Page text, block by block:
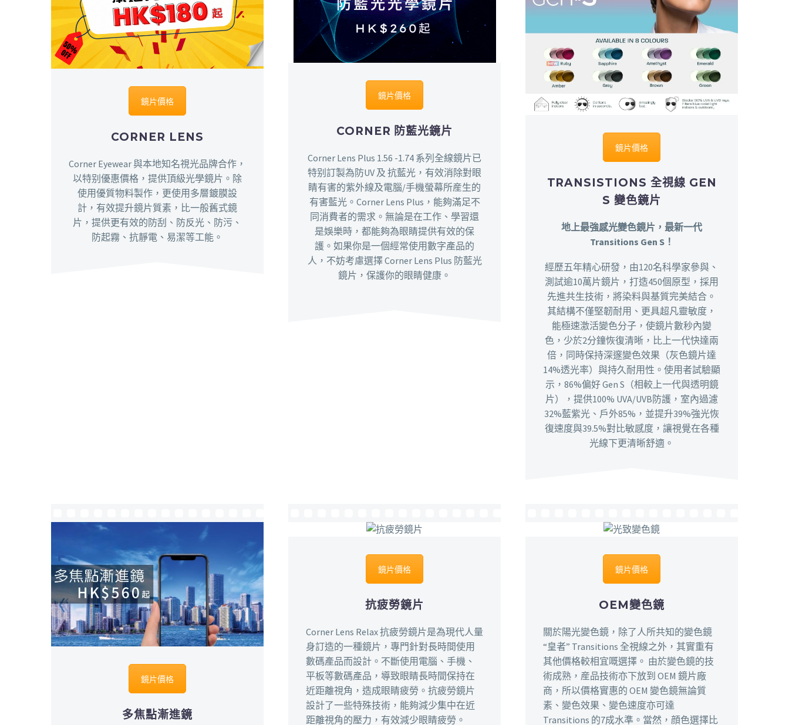
鏡片價格
CORNER LENS
Corner Eyewear 與本地知名視光品牌合作，
以特别優惠價格，提供頂級光學鏡片。除
使用優質物料製作，更使用多層鍍膜設
計，有效提升鏡片質素，比一般舊式鏡
片，提供更有效的防刮、防反光、防污、
防起霧、抗靜電、易潔等工能。
鏡片價格
CORNER 防藍光鏡片
Corner Lens Plus 1.56 -1.74 系列全線鏡片已
特别訂製為防UV 及 抗藍光，有效消除對眼
睛有害的紫外線及電腦/手機螢幕所産生的
有害藍光。Corner Lens Plus，能夠滿足不
同消費者的需求。無論是在工作、學習還
是娛樂時，都能夠為眼睛提供有效的保
護。如果你是一個經常使用數字產品的
人，不妨考慮選擇 Corner Lens Plus 防藍光
鏡片，保護你的眼睛健康。
鏡片價格
TRANSISTIONS 全視線 GEN
S 變色鏡片
地上最強感光變色鏡片，最新一代
Transitions Gen S！
經歷五年精心研發，由120名科學家參與、
測試逾10萬片鏡片，打造450個原型，採用
先進共生技術，將染料與基質完美結合。
其結構不僅堅韌耐用、更具超凡靈敏度，
能極速激活變色分子，使鏡片數秒內變
色，少於2分鐘恢復清晰，比上一代快達兩
倍，同時保持深邃變色效果（灰色鏡片達
14%透光率）與持久耐用性。 使用者試驗顯
示，86%偏好 Gen S（相較上一代與透明鏡
片），提供100% UVA/UVB防護，室內過濾
32%藍紫光、戶外85%，並提升39%強光恢
復速度與39.5%對比敏感度，讓視覺在各種
光線下更清晰舒適。
鏡片價格
多焦點漸進鏡
鏡片價格
抗疲勞鏡片
Corner Lens Relax 抗疲勞鏡片是為現代人量
身訂造的一種鏡片，專門針對長時間使用
數碼產品而設計。不斷使用電腦、手機、
平板等數碼產品，導致眼睛長時間保持在
近距離視角，造成眼睛疲勞。抗疲勞鏡片
設計了一些特殊技術，能夠減少集中在近
距離視角的壓力，有效減少眼睛疲勞。
鏡片價格
OEM變色鏡
關於陽光變色鏡，除了人所共知的變色鏡
“皇者” Transitions 全視線之外，其實重有
其他價格較相宜嘅選擇。 由於變色鏡的技
術成熟，産品技術亦下放到 OEM 鏡片廠
商，所以價格實惠的 OEM 變色鏡無論質
素、變色效果、變色速度亦可達
Transitions 的7成水準。當然，顔色選擇比